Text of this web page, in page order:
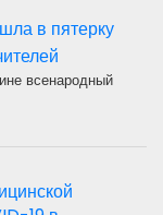
в пятерку
всенародный